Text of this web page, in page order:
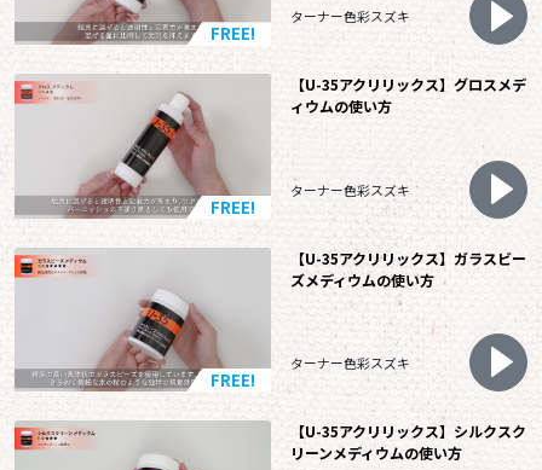
FREE!
ターナー色彩スズキ
FREE!
【U-35アクリリックス】グロスメデ
ィウムの使い方
ターナー色彩スズキ
FREE!
【U-35アクリリックス】ガラスビー
ズメディウムの使い方
ターナー色彩スズキ
【U-35アクリリックス】シルクスク
リーンメディウムの使い方